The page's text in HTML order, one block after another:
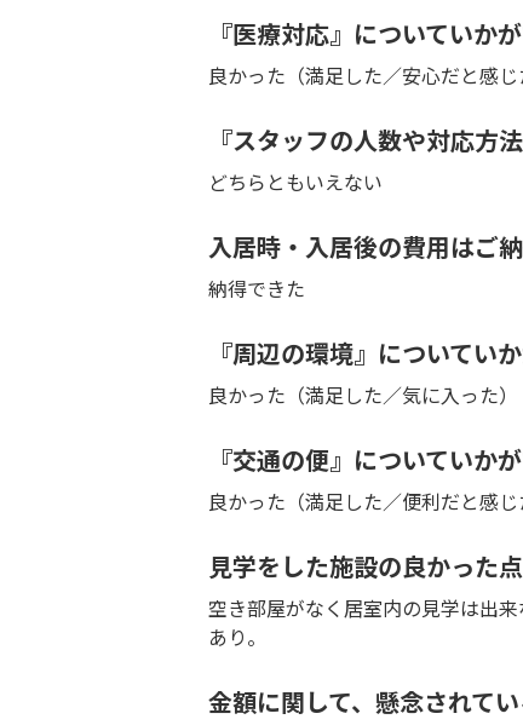
『医療対応』についていか
良かった（満足した／安心だと感じ
『スタッフの人数や対応方
どちらともいえない
入居時・入居後の費用はご
納得できた
『周辺の環境』についてい
良かった（満足した／気に入った）
『交通の便』についていか
良かった（満足した／便利だと感
見学をした施設の良かった
空き部屋がなく居室内の見学は出
あり。
金額に関して、懸念されて